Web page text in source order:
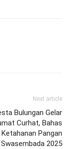
Next article
Bulungan Gelar
Curhat, Bahas
Pangan
2025